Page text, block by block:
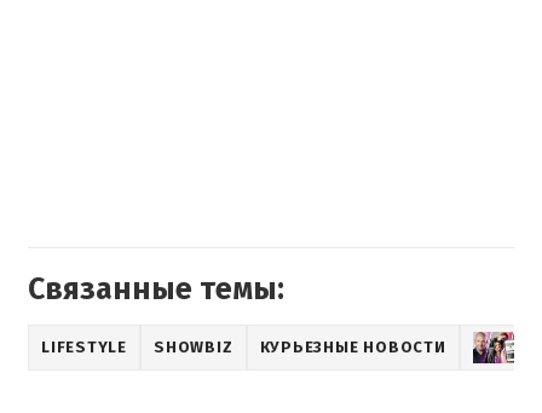
Связанные темы:
LIFESTYLE SHOWBIZ КУРЬЕЗНЫЕ НОВОСТИ